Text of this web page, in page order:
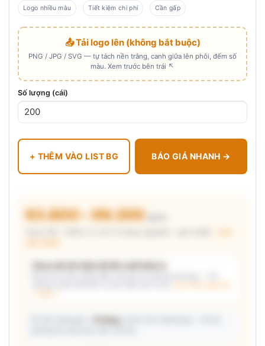
Logo nhiều màu Tiết kiệm chi phí Cần gấp
📤 Tải logo lên (không bắt buộc)
PNG / JPG / SVG — tự tách nền trắng, canh giữa lên phôi, đếm số
màu. Xem trước bên trái ↖
Số lượng (cái)
+ THÊM VÀO LIST BG BÁO GIÁ NHANH →
63.800 – 69.200